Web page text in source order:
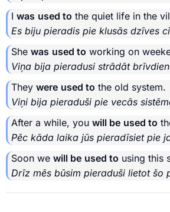
I was used to the quiet life in the
Es biju pieradis pie klusās dzīves
She was used to working on
Viņa bija pieradusi strādāt
They were used to the old system.
Viņi bija pieraduši pie vecās
After a while, you will be used to
Pēc kāda laika jūs pieradīsiet pie
Soon we will be used to using this
Drīz mēs būsim pieraduši lietot šo